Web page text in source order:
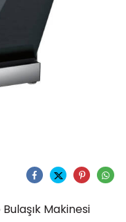
Ürünü Paylaş
Makinesi